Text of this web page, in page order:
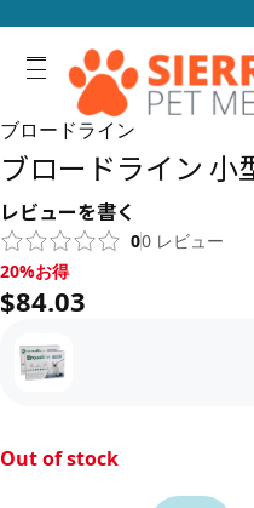
ブロードライン
ブロードライン
レビューを書く
00 レビュー
20%お得, $84.03
20%お得
$84.03
Out of stock